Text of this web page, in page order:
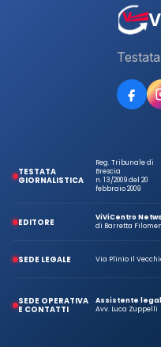
TESTATA
GIORNALISTICA
Reg. Tribunale di
Brescia
n. 13/2009 del 20
febbraio 2009
EDITORE
ViViCentro
di Barretta
SEDE LEGALE Via Plinio Il
SEDE OPERATIVA
E CONTATTI
Assistente
Avv. Luca Zuppelli